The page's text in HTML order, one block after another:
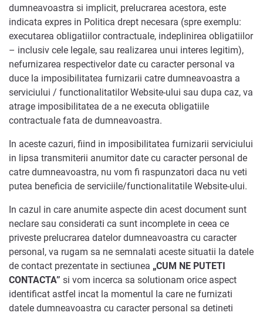
dumneavoastra si implicit, prelucrarea acestora, este
indicata expres in Politica drept necesara (spre exemplu:
executarea obligatiilor contractuale, indeplinirea obligatiilor
– inclusiv cele legale, sau realizarea unui interes legitim),
nefurnizarea respectivelor date cu caracter personal va
duce la imposibilitatea furnizarii catre dumneavoastra a
serviciului / functionalitatilor Website-ului sau dupa caz, va
atrage imposibilitatea de a ne executa obligatiile
contractuale fata de dumneavoastra.
In aceste cazuri, fiind in imposibilitatea furnizarii serviciului
in lipsa transmiterii anumitor date cu caracter personal de
catre dumneavoastra, nu vom fi raspunzatori daca nu veti
putea beneficia de serviciile/functionalitatile Website-ului.
In cazul in care anumite aspecte din acest document sunt
neclare sau considerati ca sunt incomplete in ceea ce
priveste prelucrarea datelor dumneavoastra cu caracter
personal, va rugam sa ne semnalati aceste situatii la datele
de contact prezentate in sectiunea „CUM NE PUTETI
CONTACTA” si vom incerca sa solutionam orice aspect
identificat astfel incat la momentul la care ne furnizati
datele dumneavoastra cu caracter personal sa detineti